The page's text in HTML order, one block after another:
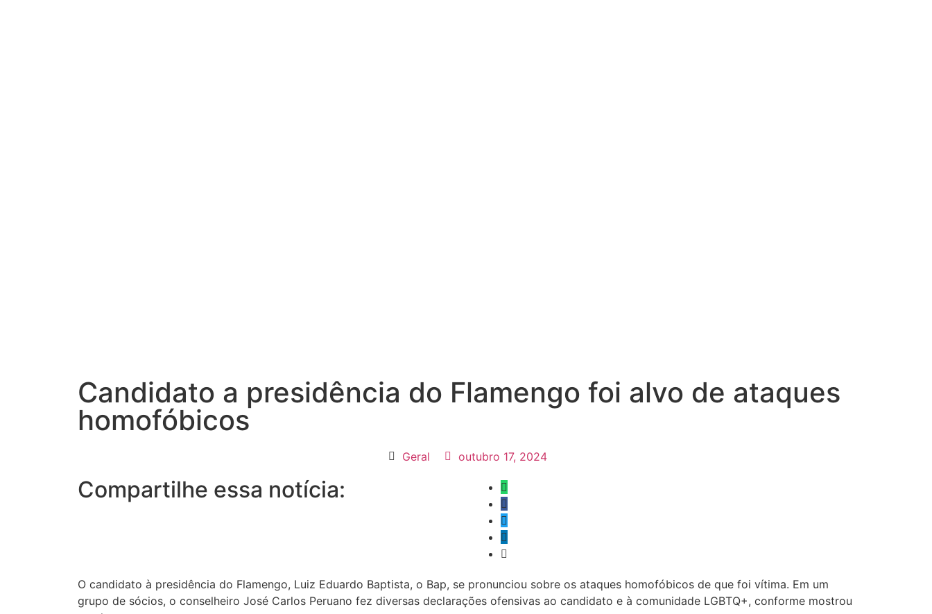
Candidato a presidência do Flamengo foi alvo de ataques
homofóbicos
Geral outubro 17, 2024
Compartilhe essa notícia:
O candidato à presidência do Flamengo, Luiz Eduardo Baptista, o Bap, se pronunciou sobre os ataques homofóbicos de que foi vítima. Em um
grupo de sócios, o conselheiro José Carlos Peruano fez diversas declarações ofensivas ao candidato e à comunidade LGBTQ+, conforme mostrou